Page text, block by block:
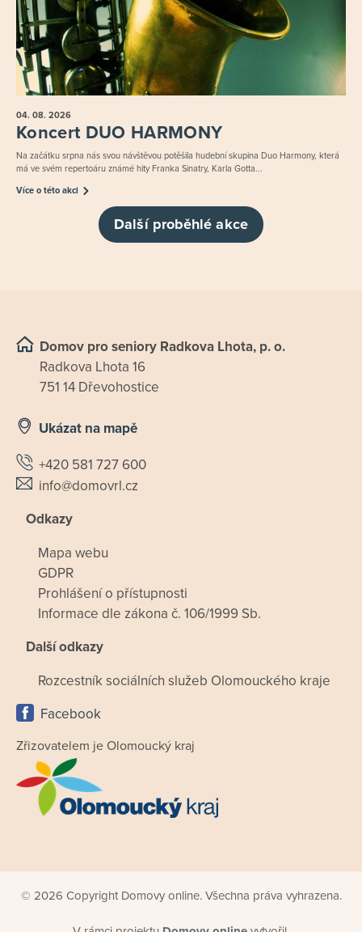
04. 08. 2026
Koncert DUO HARMONY
Na začátku srpna nás svou návštěvou potěšila hudební skupina Duo Harmony, která
má ve svém repertoáru známé hity Franka Sinatry, Karla Gotta...
Více o této akci
Další proběhlé akce
Domov pro seniory Radkova Lhota, p. o.
Radkova Lhota 16
751 14 Dřevohostice
Ukázat na mapě
+420 581 727 600
info@domovrl.cz
Odkazy
Mapa webu
GDPR
Prohlášení o přístupnosti
Informace dle zákona č. 106/1999 Sb.
Další odkazy
Rozcestník sociálních služeb Olomouckého kraje
Facebook
Zřizovatelem je Olomoucký kraj
© 2026 Copyright Domovy online. Všechna práva vyhrazena.